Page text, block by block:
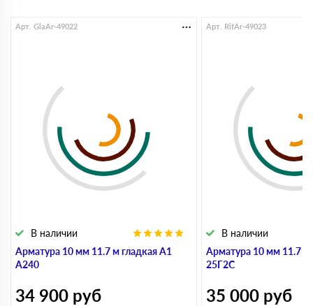
Арматура 10 мм 11.7 м гладкая А1
А240
В наличии
Арт. GlaAr-49022
34 900 руб
Арматура 10 мм 11.7 м
25Г2С
В наличии
Арт. RifAr-49023
35 000 руб